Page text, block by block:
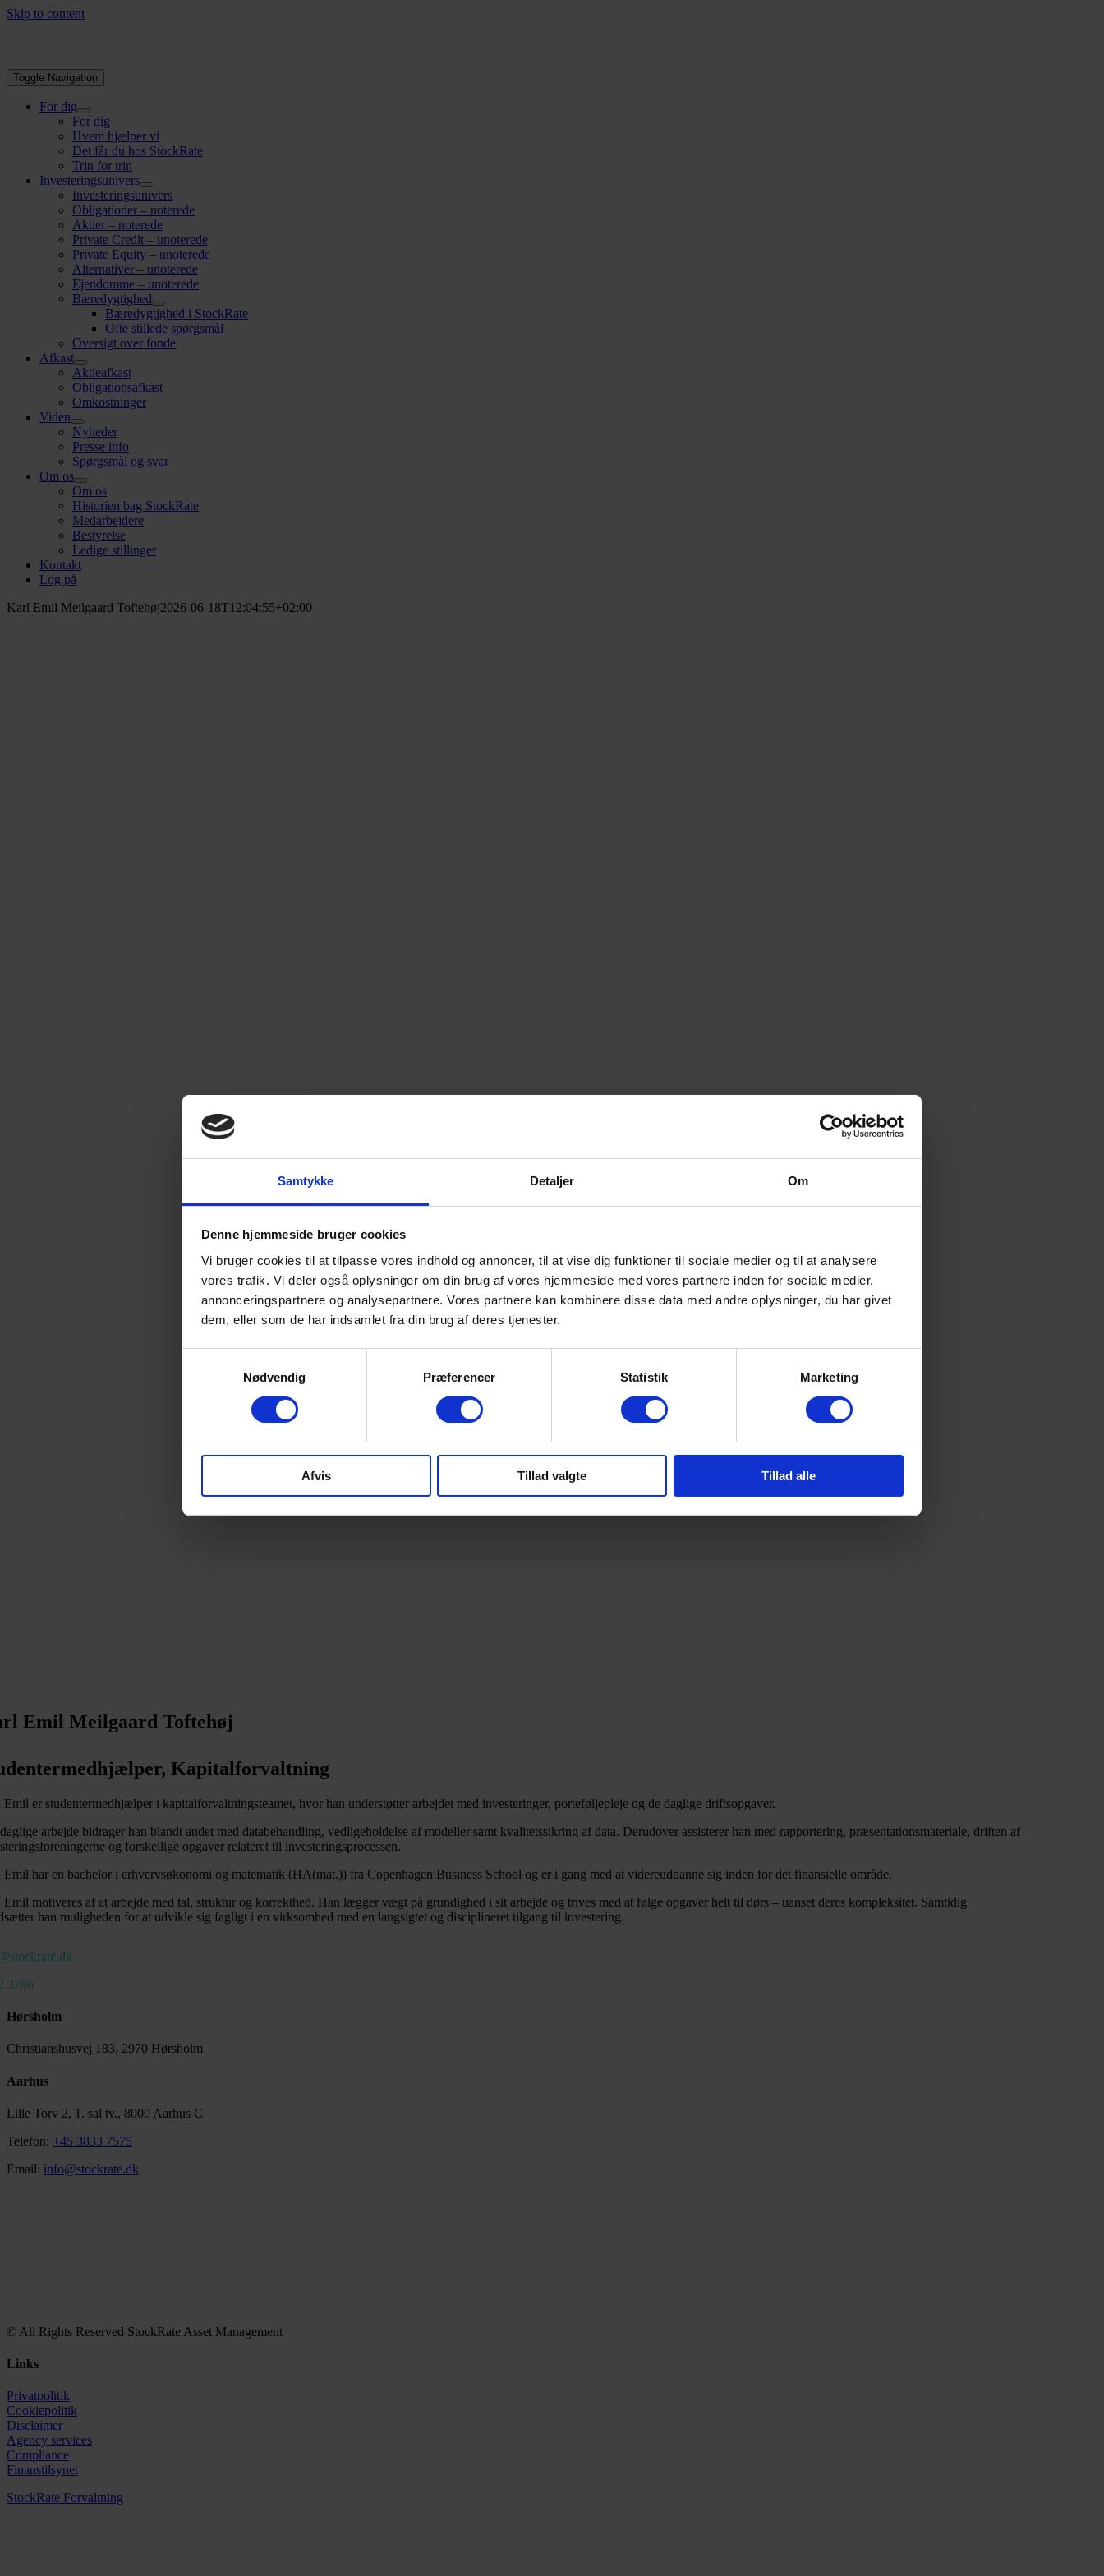
Samtykke Detaljer Om
Denne hjemmeside bruger cookies
Vi bruger cookies til at tilpasse vores indhold og annoncer, til at vise dig funktioner til sociale medier og til at analysere
vores trafik. Vi deler også oplysninger om din brug af vores hjemmeside med vores partnere inden for sociale medier,
annonceringspartnere og analysepartnere. Vores partnere kan kombinere disse data med andre oplysninger, du har givet
dem, eller som de har indsamlet fra din brug af deres tjenester.
Nødvendig
Præferencer Statistik Marketing
Afvis Tillad valgte Tillad alle
Skip to content
Toggle Navigation
For dig
For dig
Hvem hjælper vi
Det får du hos StockRate
Trin for trin
Investeringsunivers
Investeringsunivers
Obligationer – noterede
Aktier – noterede
Private Credit – unoterede
Private Equity – unoterede
Alternativer – unoterede
Ejendomme – unoterede
Bæredygtighed
Bæredygtighed i StockRate
Ofte stillede spørgsmål
Oversigt over fonde
Afkast
Aktieafkast
Obligationsafkast
Omkostninger
Viden
Nyheder
Presse info
Spørgsmål og svar
Om os
Om os
Historien bag StockRate
Medarbejdere
Bestyrelse
Ledige stillinger
Kontakt
Log på
Karl Emil Meilgaard Toftehøj2026-06-18T12:04:55+02:00
Emil Meilgaard Toftehøj
Kapitalforvaltning
er studentermedhjælper i kapitalforvaltningsteamet, hvor han understøtter arbejdet med investeringer, porteføljepleje og de daglige driftsopgaver.
arbejde bidrager han blandt andet med databehandling, vedligeholdelse af modeller samt kvalitetssikring af data. Derudover assisterer han med rapportering, præsentationsmateriale, driften af
og forskellige opgaver relateret til investeringsprocessen.
har en bachelor i erhvervsøkonomi og matematik (HA(mat.)) fra Copenhagen Business School og er i gang med at videreuddanne sig inden for det finansielle område.
motiveres af at arbejde med tal, struktur og korrekthed. Han lægger vægt på grundighed i sit arbejde og trives med at følge opgaver helt til dørs – uanset deres kompleksitet. Samtidig
han muligheden for at udvikle sig fagligt i en virksomhed med en langsigtet og disciplineret tilgang til investering.
3786
Hørsholm
Christianshusvej 183, 2970 Hørsholm
Aarhus
Lille Torv 2, 1. sal tv., 8000 Aarhus C
Telefon: +45 3833 7575
Email: info@stockrate.dk
© All Rights Reserved StockRate Asset Management
Links
Privatpolitik
Cookiepolitik
Disclaimer
Agency services
Compliance
Finanstilsynet
StockRate Forvaltning